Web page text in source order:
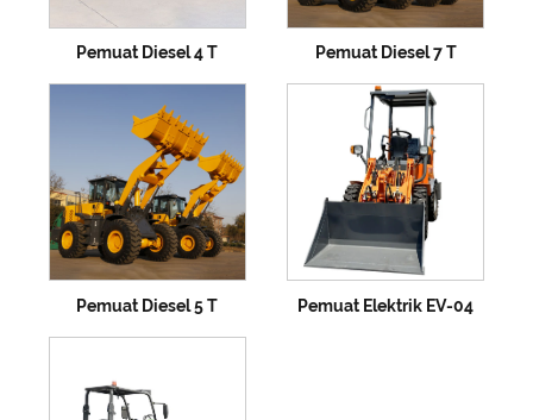
Pemuat Diesel 4 T Pemuat Diesel 7 T
Pemuat Diesel 5 T Pemuat Elektrik EV-04